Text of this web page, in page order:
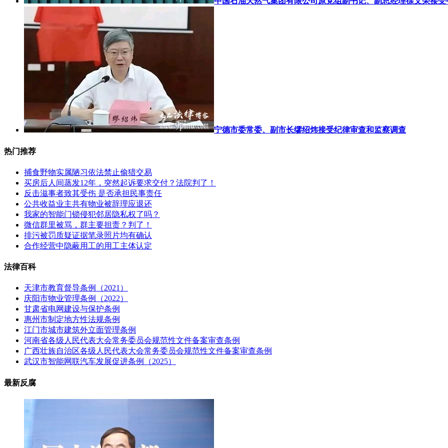
宁德市委常委、副市长缪绍炜接受纪律审查和监察调查
热门推荐
捕食野物实属陋习依法禁止偷猎交易
买房后人间蒸发12年，突然起诉要求交付？法院判了！
反击滋事者致其受伤 是否承担民事责任
公共收益业主共有物业被辞理应退还
我家的智能门锁侵犯邻居隐私权了吗？
微信群里被骂，群主要担责？判了！
排污被罚质疑证据笔录照片均有确认
合作经营中隐蔽用工的用工主体认定
法律百科
天津市教育督导条例（2021）
庆阳市物业管理条例（2022）
甘肃省电网建设与保护条例
惠州市制定地方性法规条例
江门市城市建筑外立面管理条例
河南省各级人民代表大会常务委员会规范性文件备案审查条例
广西壮族自治区各级人民代表大会常务委员会规范性文件备案审查条例
武汉市智能网联汽车发展促进条例（2025）
最新反腐